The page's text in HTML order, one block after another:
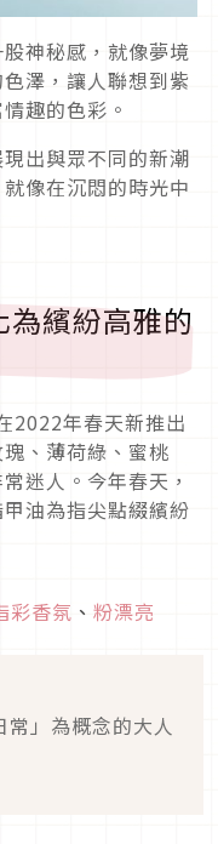
神秘感，就像夢境
澤，讓人聯想到紫
趣的色彩。
出與眾不同的新潮
像在沉悶的時光中
為繽紛高雅的
2022年春天新推出
、薄荷綠、蜜桃
迷人。今年春天，
油為指尖點綴繽紛
彩香氛 、 粉漂亮
」為概念的大人